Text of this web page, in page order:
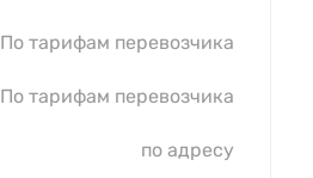
По тарифам перевозчика
По тарифам перевозчика
по адресу